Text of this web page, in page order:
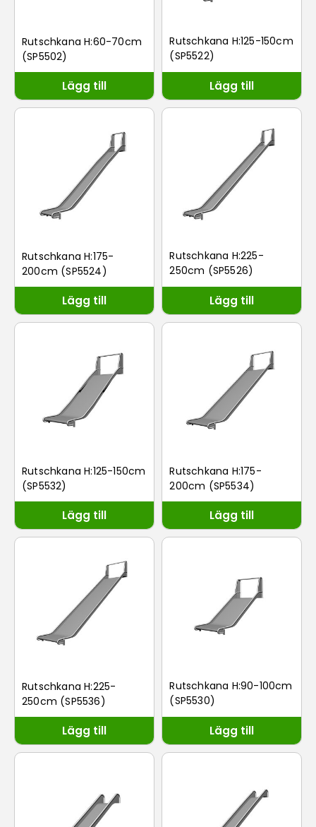
Rutschkana H:60-70cm
(SP5502)
Lägg till
Rutschkana H:125-150cm
(SP5522)
Lägg till
Rutschkana H:175-
200cm (SP5524)
Lägg till
Rutschkana H:225-
250cm (SP5526)
Lägg till
Rutschkana H:125-150cm
(SP5532)
Lägg till
Rutschkana H:175-
200cm (SP5534)
Lägg till
Rutschkana H:225-
250cm (SP5536)
Lägg till
Rutschkana H:90-100cm
(SP5530)
Lägg till